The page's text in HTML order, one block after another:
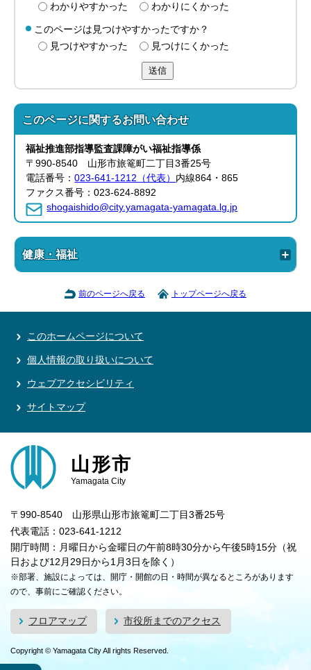
わかりやすかった
わかりにくかった
このページは見つけやすかったですか？
見つけやすかった
見つけにくかった
送信
このページに関するお問い合わせ
福祉推進部指導監査課障がい福祉指導係
〒990-8540 山形市旅篭町二丁目3番25号
電話番号：023-641-1212（代表） 内線864・865
ファクス番号：023-624-8892
shogaishido@city.yamagata-yamagata.lg.jp
健康・福祉
前のページへ戻る トップページへ戻る
このホームページについて
個人情報の取り扱いについて
ウェブアクセシビリティ
サイトマップ
山形市
Yamagata City
〒990-8540 山形県山形市旅篭町二丁目3番25号
代表電話：023-641-1212
開庁時間：月曜日から金曜日の午前8時30分から午後5時15分（祝
日および12月29日から1月3日を除く）
※部署、施設によっては、開庁・開館の日・時間が異なるところがあります
ので、事前にご確認ください。
フロアマップ 市役所までのアクセス
Copyright © Yamagata City All rights Reserved.